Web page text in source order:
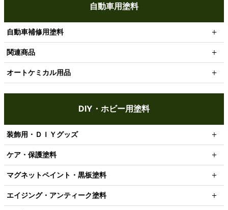
自動車用塗料
自動車補修用塗料
関連商品
オートケミカル用品
DIY・ホビー用塗料
装飾用・ＤＩＹグッズ
ケア・保護塗料
マグネットペイント・黒板塗料
エイジング・アンティーク塗料